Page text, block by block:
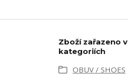
Zboží zařazeno v
kategoriích
OBUV / SHOES